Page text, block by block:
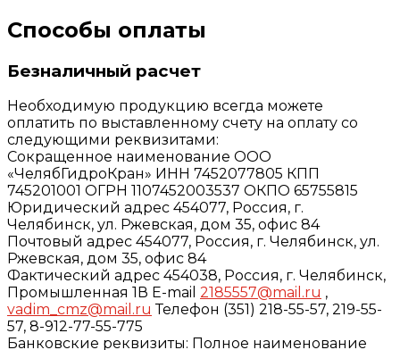
Способы оплаты
Безналичный расчет
Необходимую продукцию всегда можете
оплатить по выставленному счету на оплату со
следующими реквизитами:
Сокращенное наименование ООО
«ЧелябГидроКран» ИНН 7452077805 КПП
745201001 ОГРН 1107452003537 ОКПО 65755815
Юридический адрес 454077, Россия, г.
Челябинск, ул. Ржевская, дом 35, офис 84
Почтовый адрес 454077, Россия, г. Челябинск, ул.
Ржевская, дом 35, офис 84
Фактический адрес 454038, Россия, г. Челябинск,
Промышленная 1В E-mail 2185557@mail.ru ,
vadim_cmz@mail.ru Телефон (351) 218-55-57, 219-55-
57, 8-912-77-55-775
Банковские реквизиты: Полное наименование